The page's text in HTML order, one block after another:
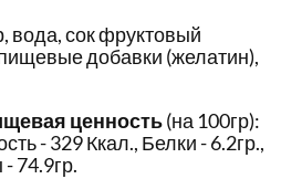
вода, сок фруктовый
добавки (желатин),
ценность(на 100гр):
- 329 Ккал., Белки - 6.2гр.,
74.9гр.